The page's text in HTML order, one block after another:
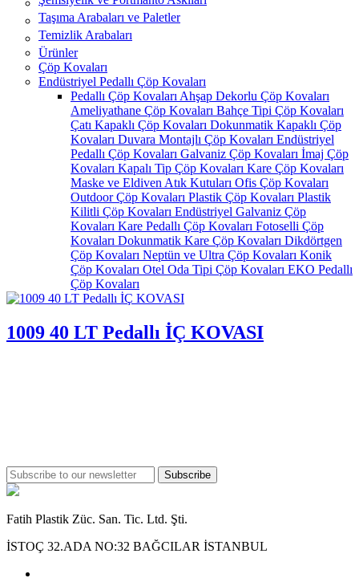
Taşıma Arabaları ve Paletler
Temizlik Arabaları
Ürünler
Çöp Kovaları
Endüstriyel Pedallı Çöp Kovaları
Pedallı Çöp Kovaları Ahşap Dekorlu Çöp Kovaları
Ameliyathane Çöp Kovaları Bahçe Tipi Çöp Kovaları
Çatı Kapaklı Çöp Kovaları Dokunmatik Kapaklı Çöp
Kovaları Duvara Montajlı Çöp Kovaları Endüstriyel
Pedallı Çöp Kovaları Galvaniz Çöp Kovaları İmaj Çöp
Kovaları Kapalı Tip Çöp Kovaları Kare Çöp Kovaları
Maske ve Eldiven Atık Kutuları Ofis Çöp Kovaları
Outdoor Çöp Kovaları Plastik Çöp Kovaları Plastik
Kilitli Çöp Kovaları Endüstriyel Galvaniz Çöp
Kovaları Kare Pedallı Çöp Kovaları Fotoselli Çöp
Kovaları Dokunmatik Kare Çöp Kovaları Dikdörtgen
Çöp Kovaları Neptün ve Ultra Çöp Kovaları Konik
Çöp Kovaları Otel Oda Tipi Çöp Kovaları EKO Pedallı
Çöp Kovaları
1009 40 LT Pedallı İÇ KOVASI
Subscribe
Fatih Plastik Züc. San. Tic. Ltd. Şti.
İSTOÇ 32.ADA NO:32 BAĞCILAR İSTANBUL